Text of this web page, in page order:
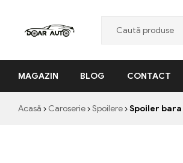
Auto
"Nascut
MAGAZIN BLOG CONTACT
Acasă Caroserie Spoilere Spoiler bara